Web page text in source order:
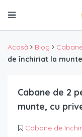
Acasă Blog
de închiriat la
Cabane de 2
munte, cu
Cabane de